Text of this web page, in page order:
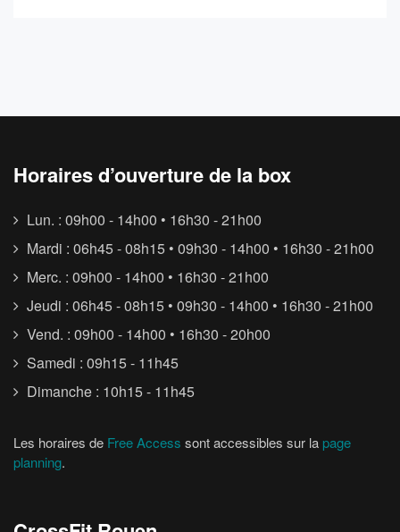
Horaires d’ouverture de la box
Lun. : 09h00 - 14h00 • 16h30 - 21h00
Mardi : 06h45 - 08h15 • 09h30 - 14h00 • 16h30 - 21h00
Merc. : 09h00 - 14h00 • 16h30 - 21h00
Jeudi : 06h45 - 08h15 • 09h30 - 14h00 • 16h30 - 21h00
Vend. : 09h00 - 14h00 • 16h30 - 20h00
Samedi : 09h15 - 11h45
Dimanche : 10h15 - 11h45
Les horaires de Free Access sont accessibles sur la page
planning.